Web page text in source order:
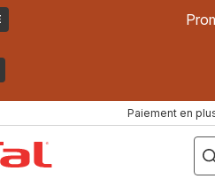
Paiement en
inox,
Cake